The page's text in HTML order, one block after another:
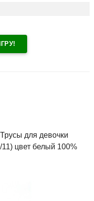
для девочки
цвет белый 100%